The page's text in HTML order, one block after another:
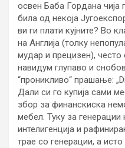
освен Баба Гордана чија
била од некоја
ви ги плати кујните? Во
на Англија (толку
мудар и прецизен),
навидум глупаво и
“проникливо“ прашање:
Дали си го купија сами
збор за финанскиска
мебел. Туку за
интелигенција и
трае со генерации, а